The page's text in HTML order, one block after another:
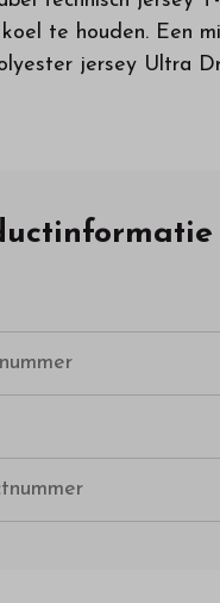
te houden. Een
jersey Ultra